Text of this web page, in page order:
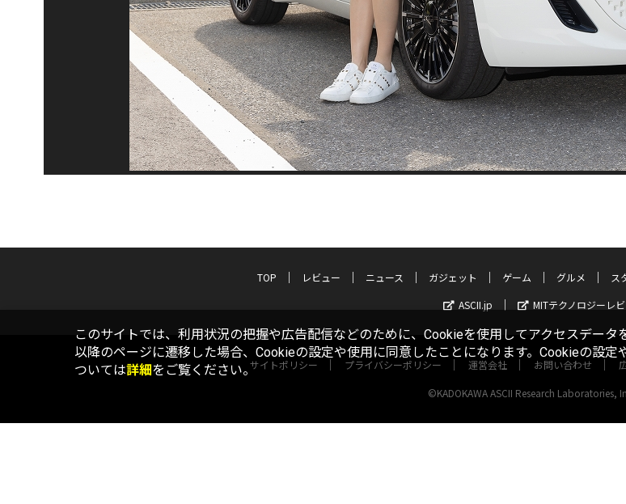
TOP レビュー ニュース ガジェット ゲーム グルメ ス
ASCII.jp
MITテクノロジーレ
サイトポリシー プライバシーポリシー 運営会社 お問い合わせ
©KADOKAWA ASCII Research Laboratories,
このサイトでは、利用状況の把握や広告配信などのために、Cookieを使用してアクセスデータ
以降のページに遷移した場合、Cookieの設定や使用に同意したことになります。Cookieの設定
ついては詳細をご覧ください。